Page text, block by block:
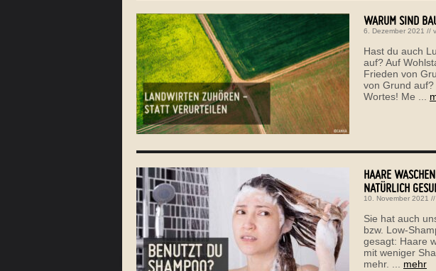
WARUM SIND
6. Dezember 2021 //
Hast du auch
auf? Auf
Frieden von
von Grund
Wortes! Me ...
HAARE
NATÜRLICH
10. November 2021
Sie hat auch
bzw. Low-
gesagt: Haare
mit weniger
mehr. ... mehr